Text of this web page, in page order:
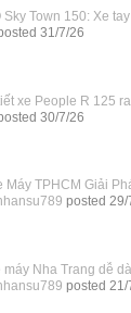
Sky Town 150: Xe
31/7/26
xe People R 125 ra
30/7/26
Máy TPHCM Giải
posted 29/
máy Nha Trang dễ
posted 21/